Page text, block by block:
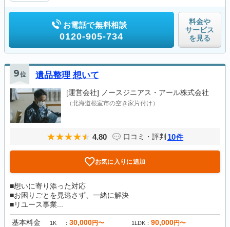
お電話で無料相談
0120-905-734
料金や
サービス
を見る
9位 遺品整理 想いて
[運営会社] ノースジニアス・アール株式会社
（北海道根室市の空き家片付け）
4.80 口コミ・評判 10件
お気に入りに追加
■想いに寄り添った対応
■お困りごとを見逃さず、一緒に解決
■リユース事業...
基本料金 1K 30,000円〜 1LDK 90,000円〜